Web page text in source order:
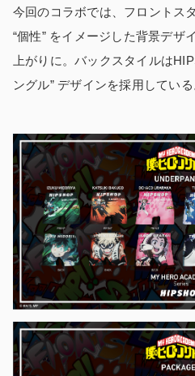
今回のコラボでは、フロントス
“個性” をイメージした背景デザ
上がりに。バックスタイルは
ングル” デザインを採用している